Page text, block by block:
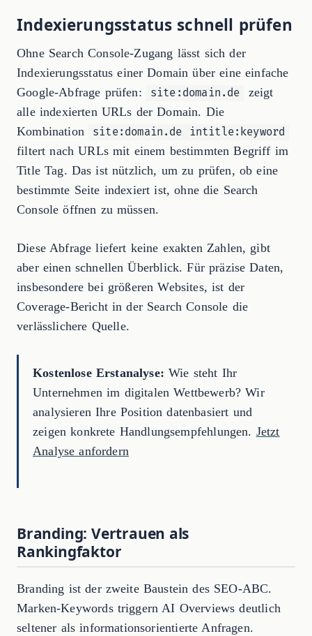
Indexierungsstatus schnell prüfen
Ohne Search Console-Zugang lässt sich der
Indexierungsstatus einer Domain über eine einfache
Google-Abfrage prüfen:
site:domain.de
zeigt
alle indexierten URLs der Domain. Die
Kombination
site:domain.de intitle:keyword
filtert nach URLs mit einem bestimmten Begriff im
Title Tag. Das ist nützlich, um zu prüfen, ob eine
bestimmte Seite indexiert ist, ohne die Search
Console öffnen zu müssen.
Diese Abfrage liefert keine exakten Zahlen, gibt
aber einen schnellen Überblick. Für präzise Daten,
insbesondere bei größeren Websites, ist der
Coverage-Bericht in der Search Console die
verlässlichere Quelle.
Kostenlose Erstanalyse: Wie steht Ihr
Unternehmen im digitalen Wettbewerb? Wir
analysieren Ihre Position datenbasiert und
zeigen konkrete Handlungsempfehlungen. Jetzt
Analyse anfordern
Branding: Vertrauen als
Rankingfaktor
Branding ist der zweite Baustein des SEO-ABC.
Marken-Keywords triggern AI Overviews deutlich
seltener als informationsorientierte Anfragen.